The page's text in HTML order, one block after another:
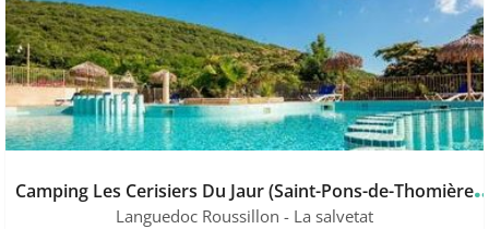
amping Les Cerisiers Du
Languedoc Roussillon - La salvetat